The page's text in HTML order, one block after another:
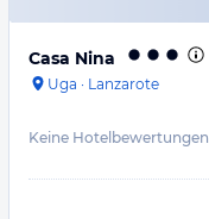
Casa Nina
Uga · Lanzarote
Keine Hotelbewertungen